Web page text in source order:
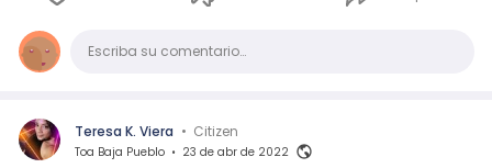
ComentarioEscriba su comentario…
Teresa K. Viera • Citizen
Toa Baja Pueblo • 23 de abr de 2022